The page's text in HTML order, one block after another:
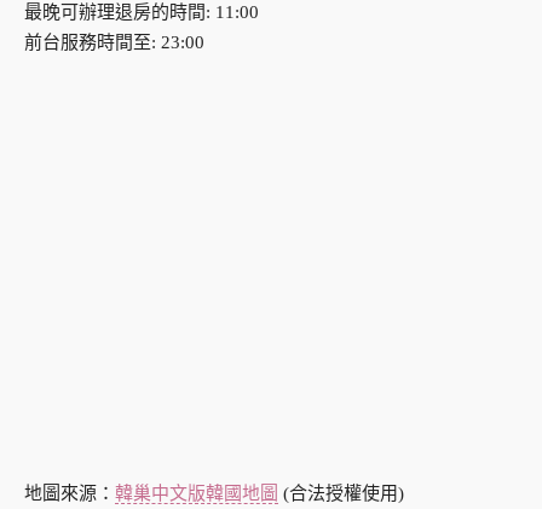
最晚可辦理退房的時間: 11:00
前台服務時間至: 23:00
地圖來源： 韓巢中文版韓國地圖 (合法授權使用)